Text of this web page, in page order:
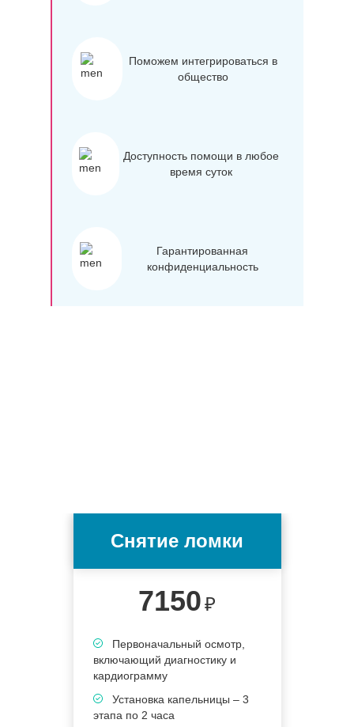
Поможем интегрироваться в
общество
Доступность помощи в любое
время суток
Гарантированная
конфиденциальность
Снятие ломки
7150₽
Первоначальный осмотр,
включающий диагностику и
кардиограмму
Установка капельницы – 3
этапа по 2 часа